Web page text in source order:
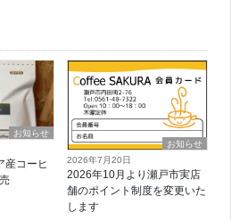
お知らせ
産コーヒ
お知らせ
2026年7月20日
2026年10月より瀬戸市実店
舗のポイント制度を変更いた
します